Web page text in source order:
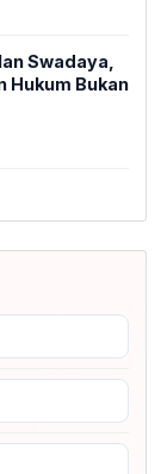
Swadaya,
Hukum Bukan